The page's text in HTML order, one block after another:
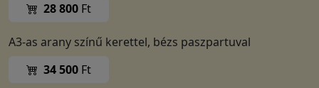
28 800 Ft
A3-as arany színű kerettel, bézs paszpartuval
34 500 Ft